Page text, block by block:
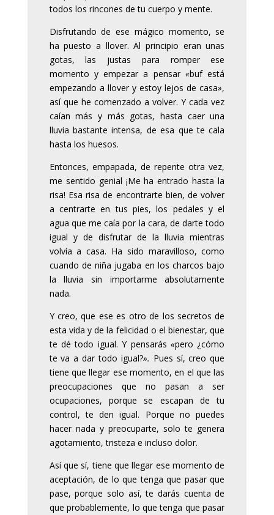
todos los rincones de tu cuerpo y mente.
Disfrutando de ese mágico momento, se
ha puesto a llover. Al principio eran unas
gotas, las justas para romper ese
momento y empezar a pensar«buf está
empezando a llover y estoy lejos de casa»,
así que he comenzado a volver. Y cada vez
caían más y más gotas, hasta caer una
lluvia bastante intensa, de esa que te cala
hasta los huesos.
Entonces, empapada, de repente otra vez,
me sentido genial ¡Me ha entrado hasta la
risa! Esa risa de encontrarte bien, de volver
a centrarte en tus pies, los pedales y el
agua que me caía por la cara, de darte todo
igual y de disfrutar de la lluvia mientras
volvía a casa. Ha sido maravilloso, como
cuando de niña jugaba en los charcos bajo
la lluvia sin importarme absolutamente
nada.
Y creo, que ese es otro de los secretos de
esta vida y de la felicidad o el bienestar, que
te dé todo igual. Y pensarás «pero ¿cómo
te va a dar todo igual?». Pues sí, creo que
tiene que llegar ese momento, en el que las
preocupaciones que no pasan a ser
ocupaciones, porque se escapan de tu
control, te den igual. Porque no puedes
hacer nada y preocuparte, solo te genera
agotamiento, tristeza e incluso dolor.
Así que sí, tiene que llegar ese momento de
aceptación, de lo que tenga que pasar que
pase, porque solo así, te darás cuenta de
que probablemente, lo que tenga que pasar